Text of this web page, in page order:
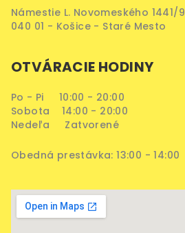
Námestie L. Novomeského 1441/9
040 01 - Košice - Staré Mesto
OTVÁRACIE HODINY
Po - Pi 10:00 - 20:00
Sobota 14:00 - 20:00
Nedeľa Zatvorené
Obedná prestávka: 13:00 - 14:00